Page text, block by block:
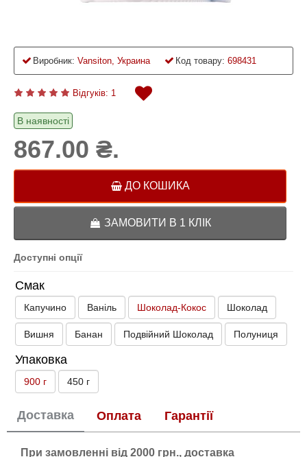
Виробник: Vansiton, Украина Код товару: 698431
Відгуків: 1
В наявності
867.00 ₴.
ДО КОШИКА
ЗАМОВИТИ В 1 КЛІК
Доступні опції
Смак
Капучино Ваніль Шоколад-Кокос Шоколад
Вишня Банан Подвійний Шоколад Полуниця
Упаковка
900 г 450 г
Доставка Оплата Гарантії
При замовленні від 2000 грн., доставка